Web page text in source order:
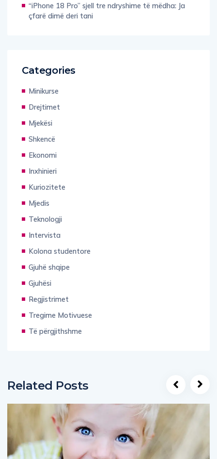
“iPhone 18 Pro” sjell tre ndryshime të mëdha: Ja
çfarë dimë deri tani
Categories
Minikurse
Drejtimet
Mjekësi
Shkencë
Ekonomi
Inxhinieri
Kuriozitete
Mjedis
Teknologji
Intervista
Kolona studentore
Gjuhë shqipe
Gjuhësi
Regjistrimet
Tregime Motivuese
Të përgjithshme
Related Posts